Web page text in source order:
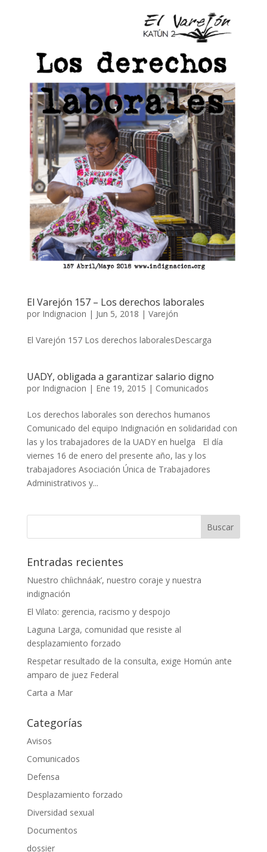
El Varejón 157 – Los derechos laborales
por Indignacion | Jun 5, 2018 | Varejón
El Varejón 157 Los derechos laboralesDescarga
UADY, obligada a garantizar salario digno
por Indignacion | Ene 19, 2015 | Comunicados
Los derechos laborales son derechos humanos
Comunicado del equipo Indignación en solidaridad con
las y los trabajadores de la UADY en huelga El día
viernes 16 de enero del presente año, las y los
trabajadores Asociación Única de Trabajadores
Administrativos y...
Entradas recientes
Nuestro chíichnáak’, nuestro coraje y nuestra
indignación
El Vilato: gerencia, racismo y despojo
Laguna Larga, comunidad que resiste al
desplazamiento forzado
Respetar resultado de la consulta, exige Homún ante
amparo de juez Federal
Carta a Mar
Categorías
Avisos
Comunicados
Defensa
Desplazamiento forzado
Diversidad sexual
Documentos
dossier